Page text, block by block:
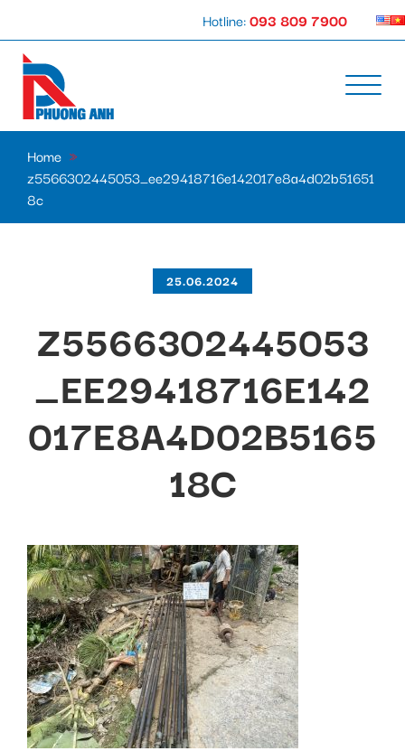
Hotline:093 809 7900
Home »
z5566302445053_ee29418716e142017e8a4d02b51651
8c
25.06.2024
Z5566302445053
_EE29418716E142
017E8A4D02B5165
18C